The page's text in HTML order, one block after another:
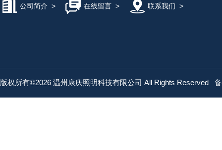
公司简介 > 在线留言> 联系我们 >
版权所有©2026 温州康庆照明科技有限公司 All Rights Reserved